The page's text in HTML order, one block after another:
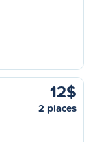
12$
2 places